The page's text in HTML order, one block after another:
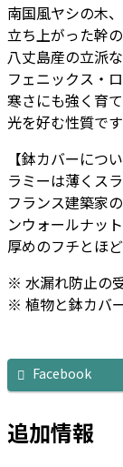
8
号
ラ
ミ
ー
オ
バ
ル
M
30
-
カ
ラ
南国風ヤシの木
立ち上がった幹
八丈島産の立派
フェニックス・
寒さにも強く育
光を好む性質で
【鉢カバーについ
ラミーは薄くス
フランス建築家
ンウォールナッ
厚めのフチとほ
※ 水漏れ防止の
※ 植物と鉢カバ
Facebook
追加情報